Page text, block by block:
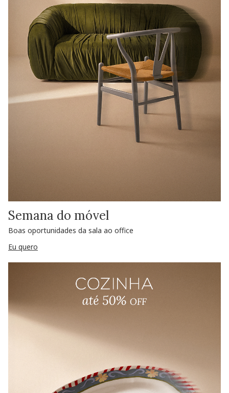
Semana do móvel
Boas oportunidades da sala ao office
Eu quero